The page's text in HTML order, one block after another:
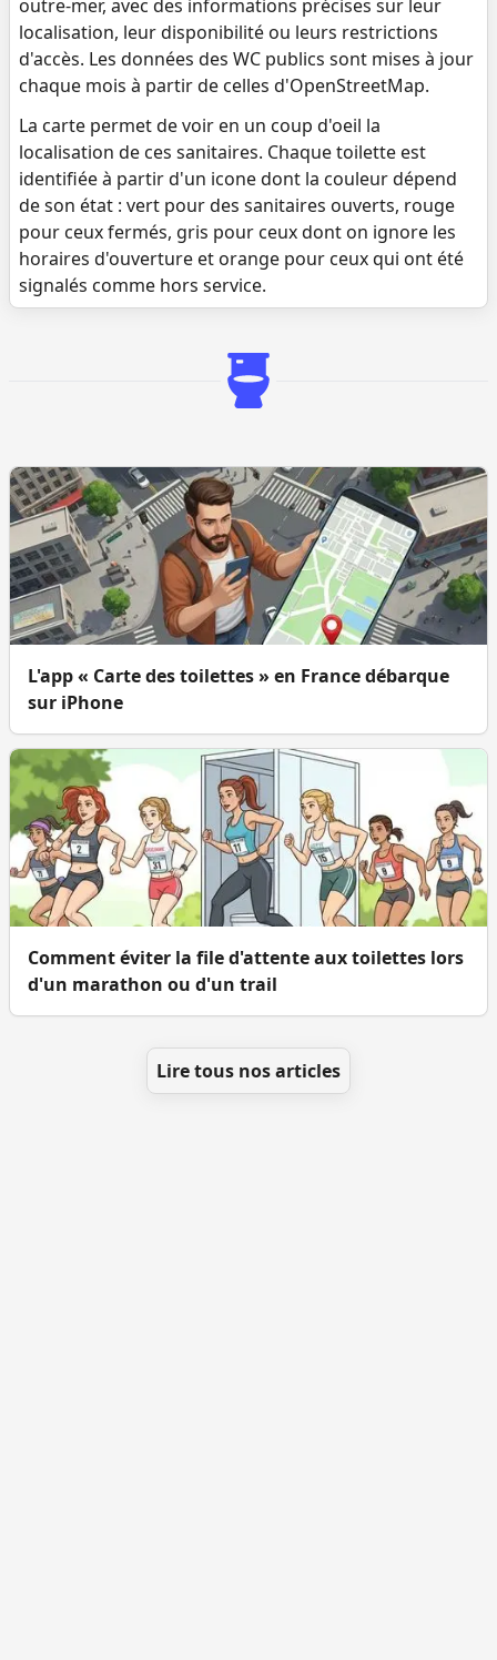
outre-mer, avec des informations précises sur leur
localisation, leur disponibilité ou leurs restrictions
d'accès. Les données des WC publics sont mises à jour
chaque mois à partir de celles d'OpenStreetMap.
La carte permet de voir en un coup d'oeil la
localisation de ces sanitaires. Chaque toilette est
identifiée à partir d'un icone dont la couleur dépend
de son état : vert pour des sanitaires ouverts, rouge
pour ceux fermés, gris pour ceux dont on ignore les
horaires d'ouverture et orange pour ceux qui ont été
signalés comme hors service.
L'app « Carte des toilettes » en France débarque
sur iPhone
Comment éviter la file d'attente aux toilettes lors
d'un marathon ou d'un trail
Lire tous nos articles